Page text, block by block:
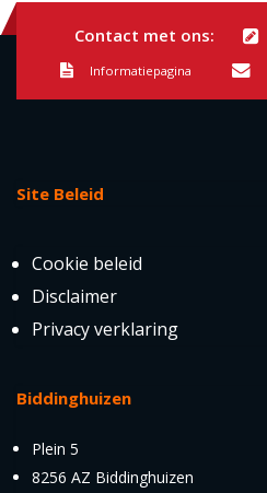
Contact met ons:
Informatiepagina
Site Beleid
Cookie beleid
Disclaimer
Privacy verklaring
Biddinghuizen
Plein 5
8256 AZ Biddinghuizen